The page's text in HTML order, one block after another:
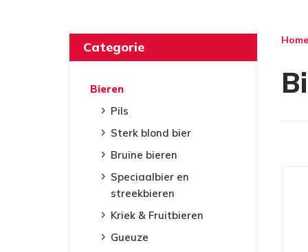
Categorie
Bieren
Pils
Sterk blond bier
Bruine bieren
Speciaalbier en
streekbieren
Kriek & Fruitbieren
Gueuze
Home